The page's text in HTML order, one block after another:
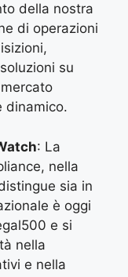
della nostra
di operazioni
su
dinamico.
: La
nella
sia in
è oggi
e si
nella
e nella